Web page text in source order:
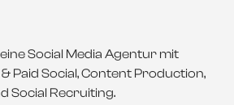
Social Media Agentur mit
Paid Social, Content Production,
Social Recruiting.